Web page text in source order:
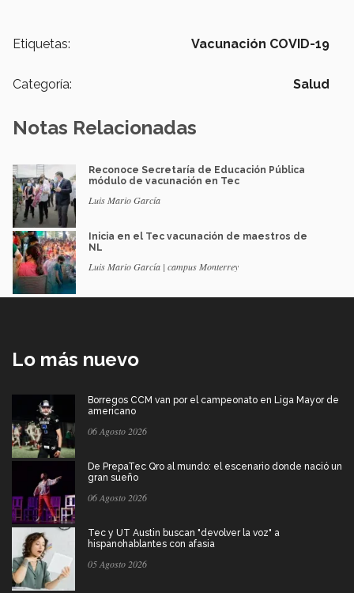
Etiquetas: Vacunación COVID-19
Categoría: Salud
Notas Relacionadas
Reconoce Secretaría de Educación Pública
módulo de vacunación en Tec
Luis Mario García
Inicia en el Tec vacunación de maestros de
NL
Luis Mario García | campus Monterrey
Lo más nuevo
Borregos CCM van por el campeonato en Liga Mayor de
americano
06 Agosto 2026
De PrepaTec Qro al mundo: el escenario donde nació un
gran sueño
06 Agosto 2026
Tec y UT Austin buscan "devolver la voz" a
hispanohablantes con afasia
05 Agosto 2026